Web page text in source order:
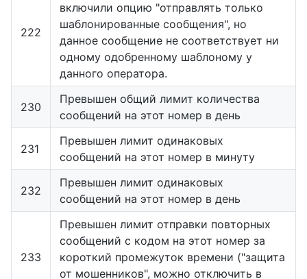
222
включили опцию "отправлять только
шаблонированные сообщения", но
данное сообщение не соответствует ни
одному одобренному шаблоному у
данного оператора.
230
Превышен общий лимит количества
сообщений на этот номер в день
231
Превышен лимит одинаковых
сообщений на этот номер в минуту
232
Превышен лимит одинаковых
сообщений на этот номер в день
233
Превышен лимит отправки повторных
сообщений с кодом на этот номер за
короткий промежуток времени ("защита
от мошенников", можно отключить в